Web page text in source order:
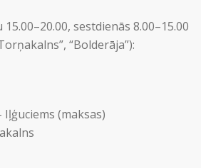
sestdienās 8.00–15.00
“Bolderāja”):
(maksas)